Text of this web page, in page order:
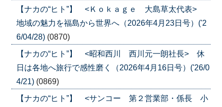
【ナカの“ヒト”】 <Ｋｏｋａｇｅ 大島草太代表>
地域の魅力を福島から世界へ（2026年4月23日号）('2
6/04/28) (0870)
【ナカの“ヒト”】 <昭和西川 西川元一朗社長> 休
日は各地へ旅行で感性磨く（2026年4月16日号）('26/0
4/21) (0869)
【ナカの“ヒト”】 <サンコー 第２営業部・係長 小